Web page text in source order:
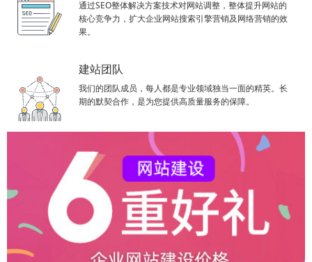
通过SEO整体解决方案技术对网站调整，整体提升网站的
核心竞争力，扩大企业网站搜索引擎营销及网络营销的效
果。
建站团队
我们的团队成员，每人都是专业领域独当一面的精英。长
期的默契合作，是为您提供高质量服务的保障。